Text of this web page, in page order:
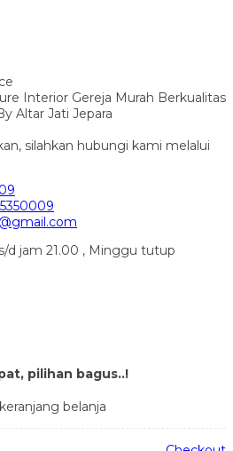
Interior Gereja Murah Berkualitas
Altar Jati Jepara
silahkan hubungi kami melalui
d jam 21.00 , Minggu tutup
pilihan bagus..!
belanja